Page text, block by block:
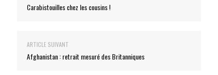
Carabistouilles chez les cousins !
ARTICLE SUIVANT
Afghanistan : retrait mesuré des Britanniques